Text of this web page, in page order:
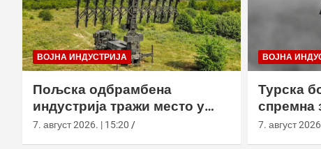
ВОЈНА ИНДУСТРИЈА
Пољска одбрамбена
индустрија тражи место у
европском противракетном
7. август 2026. | 15:20
ВОЈНА
Турска
спремна
употребу
7. август